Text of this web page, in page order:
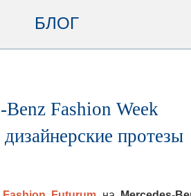
БЛОГ
Fashion Week
протезы